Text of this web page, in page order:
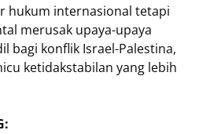
hukum internasional tetapi
merusak upaya-upaya
bagi konflik Israel-Palestina,
ketidakstabilan yang lebih